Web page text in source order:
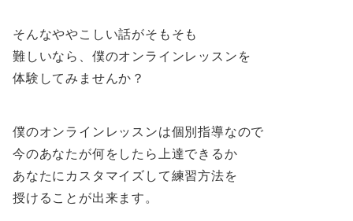
そんなややこしい話がそもそも
難しいなら、僕のオンラインレッスンを
体験してみませんか？
僕のオンラインレッスンは個別指導なので
今のあなたが何をしたら上達できるか
あなたにカスタマイズして練習方法を
授けることが出来ます。